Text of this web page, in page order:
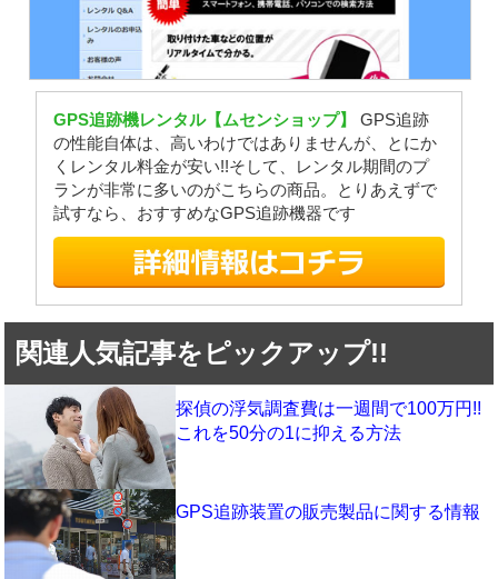
GPS追跡機レンタル【ムセンショップ】
GPS追跡
の性能自体は、高いわけではありませんが、とにか
くレンタル料金が安い!!そして、レンタル期間のプ
ランが非常に多いのがこちらの商品。とりあえずで
試すなら、おすすめなGPS追跡機器です
関連人気記事をピックアップ!!
探偵の浮気調査費は一週間で100万円!!
これを50分の1に抑える方法
GPS追跡装置の販売製品に関する情報